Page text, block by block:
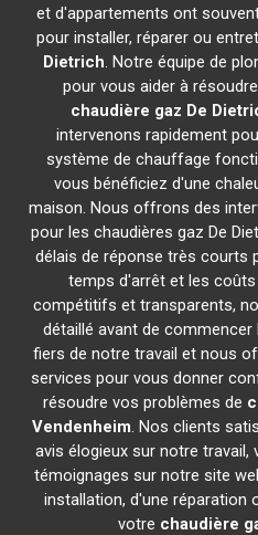
et d'appartements ont
pour installer, réparer ou
Dietrich. Notre équipe de
pour vous aider à
chaudière gaz De
intervenons rapidement
système de chauffage
vous bénéficiez d'une
maison. Nous offrons des
pour les chaudières gaz De
délais de réponse très courts
temps d'arrêt et les
compétitifs et transparents,
détaillé avant de
fiers de notre travail et nous
services pour vous donner
résoudre vos problèmes de
Vendenheim. Nos clients
avis élogieux sur notre
témoignages sur notre site
installation, d'une réparation
votre chaudière